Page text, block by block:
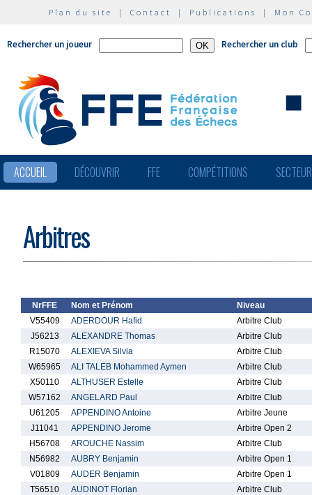
Plan du site | Contact | Publications | Mon
Rechercher un joueur Rechercher un club
ACCUEIL DÉCOUVRIR FFE COMPÉTITIONS
Arbitres
NrFFE Nom et Prénom
Niveau
V55409
ADERDOUR Hafid
Arbitre Club
J56213
ALEXANDRE Thomas
Arbitre Club
R15070
ALEXIEVA Silvia
Arbitre Club
W65965
ALI TALEB Mohammed Aymen
Arbitre Club
X50110
ALTHUSER Estelle
Arbitre Club
W57162
ANGELARD Paul
Arbitre Club
U61205
APPENDINO Antoine
Arbitre Jeune
J11041
APPENDINO Jerome
Arbitre Open 2
H56708
AROUCHE Nassim
Arbitre Club
N56982
AUBRY Benjamin
Arbitre Open 1
V01809
AUDER Benjamin
Arbitre Open 1
T56510
AUDINOT Florian
Arbitre Club